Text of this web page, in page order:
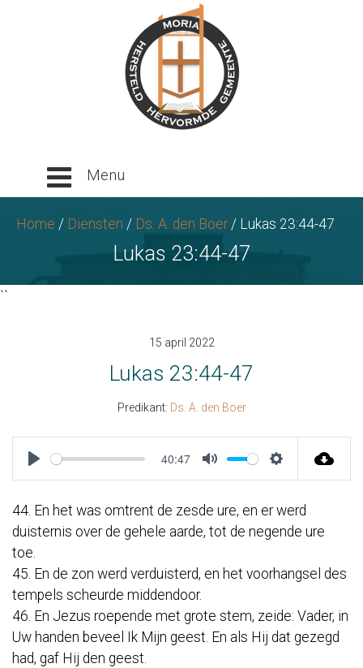
Home / Diensten / Ds. A. den Boer/ Lukas 23:44-47
Lukas 23:44-47
``
15 april 2022
Lukas 23:44-47
Predikant: Ds. A. den Boer
Play
40:47
Mute Settings
44. En het was omtrent de zesde ure, en er werd
duisternis over de gehele aarde, tot de negende ure
toe.
45. En de zon werd verduisterd, en het voorhangsel des
tempels scheurde middendoor.
46. En Jezus roepende met grote stem, zeide: Vader, in
Uw handen beveel Ik Mijn geest. En als Hij dat gezegd
had, gaf Hij den geest.